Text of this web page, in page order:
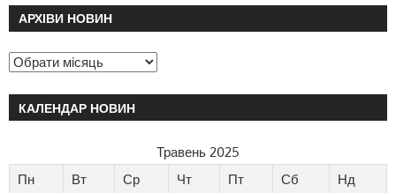
АРХІВИ НОВИН
КАЛЕНДАР НОВИН
Травень 2025
Пн
Вт Ср Чт Пт Сб
Нд